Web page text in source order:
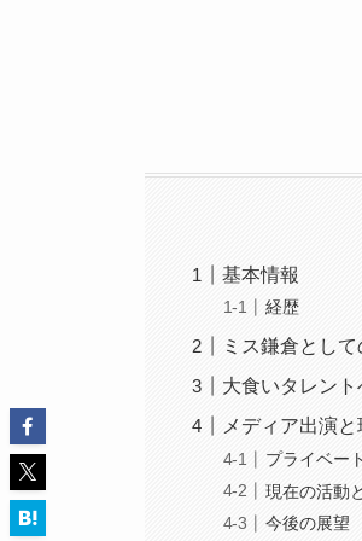
基本情報
経歴
ミス鎌倉とし
大食いタレント
メディア出演
プライベート
現在の活動
今後の展望